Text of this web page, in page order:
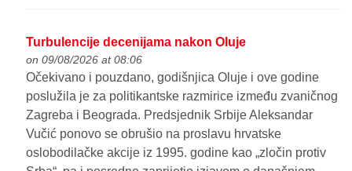
Turbulencije decenijama nakon Oluje
on 09/08/2026 at 08:06
Očekivano i pouzdano, godišnjica Oluje i ove godine
poslužila je za politikantske razmirice između zvaničnog
Zagreba i Beograda. Predsjednik Srbije Aleksandar
Vučić ponovo se obrušio na proslavu hrvatske
oslobodilačke akcije iz 1995. godine kao „zločin protiv